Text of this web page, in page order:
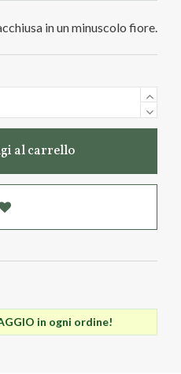
in un minuscolo fiore.
al carrello
in ogni ordine!